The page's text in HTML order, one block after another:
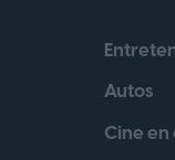
vez que ves
Autos
Cine en